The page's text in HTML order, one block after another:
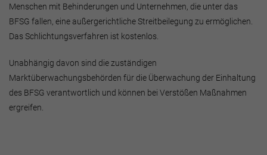
Menschen mit Behinderungen und Unternehmen, die unter das
BFSG fallen, eine außergerichtliche Streitbeilegung zu ermöglichen.
Das Schlichtungsverfahren ist kostenlos.
Unabhängig davon sind die zuständigen
Marktüberwachungsbehörden für die Überwachung der Einhaltung
des BFSG verantwortlich und können bei Verstößen Maßnahmen
ergreifen.